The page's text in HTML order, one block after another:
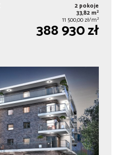
2 pokoje
33,82 m2
11 500,00 zł/m2
388 930 zł